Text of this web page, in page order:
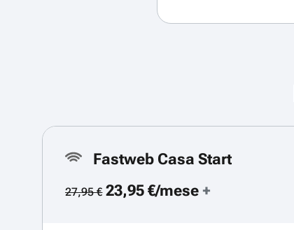
Fastweb Casa Start
27,95 €23,95 €/mese +